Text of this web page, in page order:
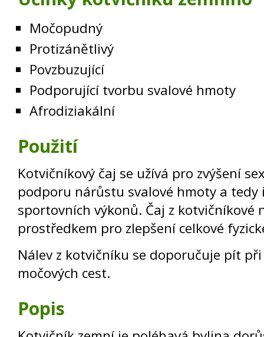
Močopudný
Protizánětlivý
Povzbuzující
Podporující tvorbu svalové hmoty
Afrodiziakální
Použití
Kotvičníkový čaj se užívá pro zvýšení
podporu nárůstu svalové hmoty a tedy
sportovních výkonů. Čaj z kotvičníkové
prostředkem pro zlepšení celkové
Nálev z kotvičníku se doporučuje pít
močových cest.
Popis